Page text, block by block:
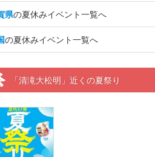
県の夏休みイベント一覧へ
の夏休みイベント一覧へ
「清滝大松明」近くの夏祭り